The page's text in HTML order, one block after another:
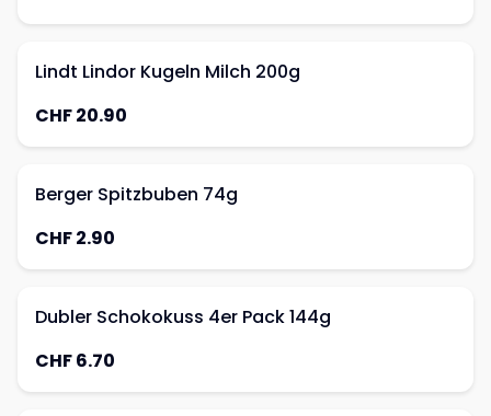
Lindt Lindor Kugeln Milch 200g
CHF 20.90
Berger Spitzbuben 74g
CHF 2.90
Dubler Schokokuss 4er Pack 144g
CHF 6.70